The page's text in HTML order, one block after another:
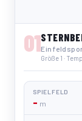
01
Größe 1 ·
SPIELFELD
– m